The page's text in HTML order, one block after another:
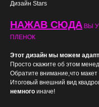
Дизайн Stars
НАЖАВ СЮДА ВЫ
ПЛЕНОК
Этот дизайн мы можем
Просто скажите об этом
Обратите внимание,что
Итоговый внешний вид
немного иначе!